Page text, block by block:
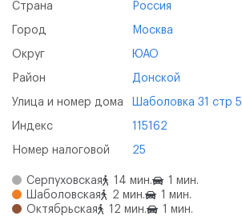
Страна Россия
Город Москва
Округ ЮАО
Район Донской
Улица и номер дома Шаболовка 31 стр 5
Индекс 115162
Номер налоговой 25
Серпуховская 14 мин.
1 мин.
Шаболовская
2 мин.
1 мин.
Октябрьская
12 мин. 1 мин.